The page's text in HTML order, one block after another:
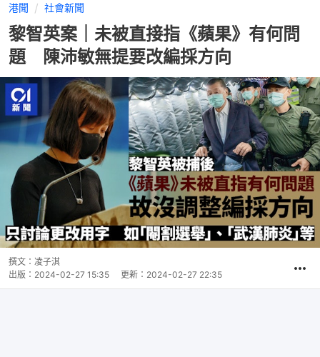
港聞 社會新聞
黎智英案｜未被直接指《蘋果》有何問
題 陳沛敏無提要改編採方向
撰文： 凌子淇
出版： 2024-02-27 15:35 更新： 2024-02-27 22:35